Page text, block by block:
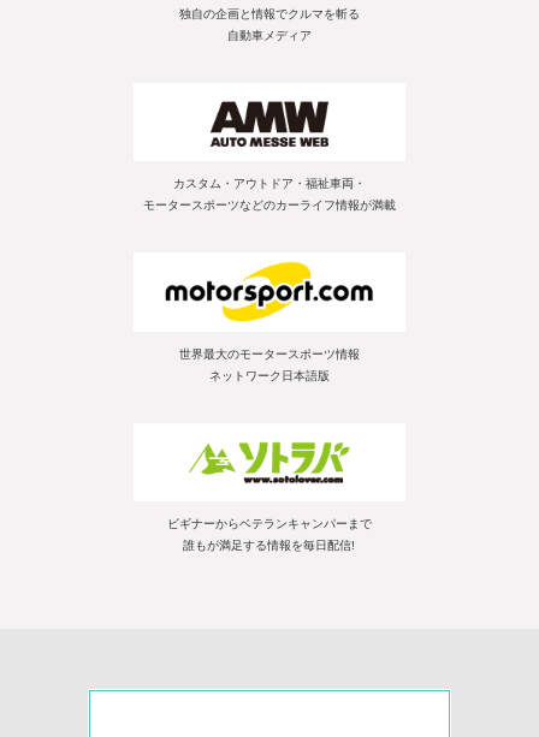
独自の企画と情報でクルマを斬る
自動車メディア
カスタム・アウトドア・福祉車両・
モータースポーツなどのカーライフ情報が満載
世界最大のモータースポーツ情報
ネットワーク日本語版
ビギナーからベテランキャンパーまで
誰もが満足する情報を毎日配信!